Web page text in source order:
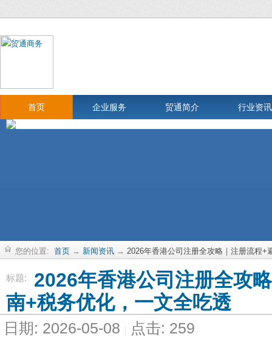
首页 企业服务 贸通简介 行业资讯
您的位置: 首页 → 新闻资讯 → 2026年香港公司注册全攻略｜注册流程+
标题:
2026年香港公司注册全攻
南+税务优化，一文全吃透
日期: 2026-05-08 点击: 259